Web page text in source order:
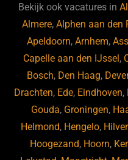
b
o
o
k
ky dI
n
Bekijk ook vacatures in
Almere,Alphen aan den
Apeldoorn,Arnhem,
Capelle aan den IJssel ,
Bosch, Den Haag,
Drachten, Ede, Eindhoven,
Gouda, Groningen,
Helmond, Hengelo,
Hoogezand, Hoorn,